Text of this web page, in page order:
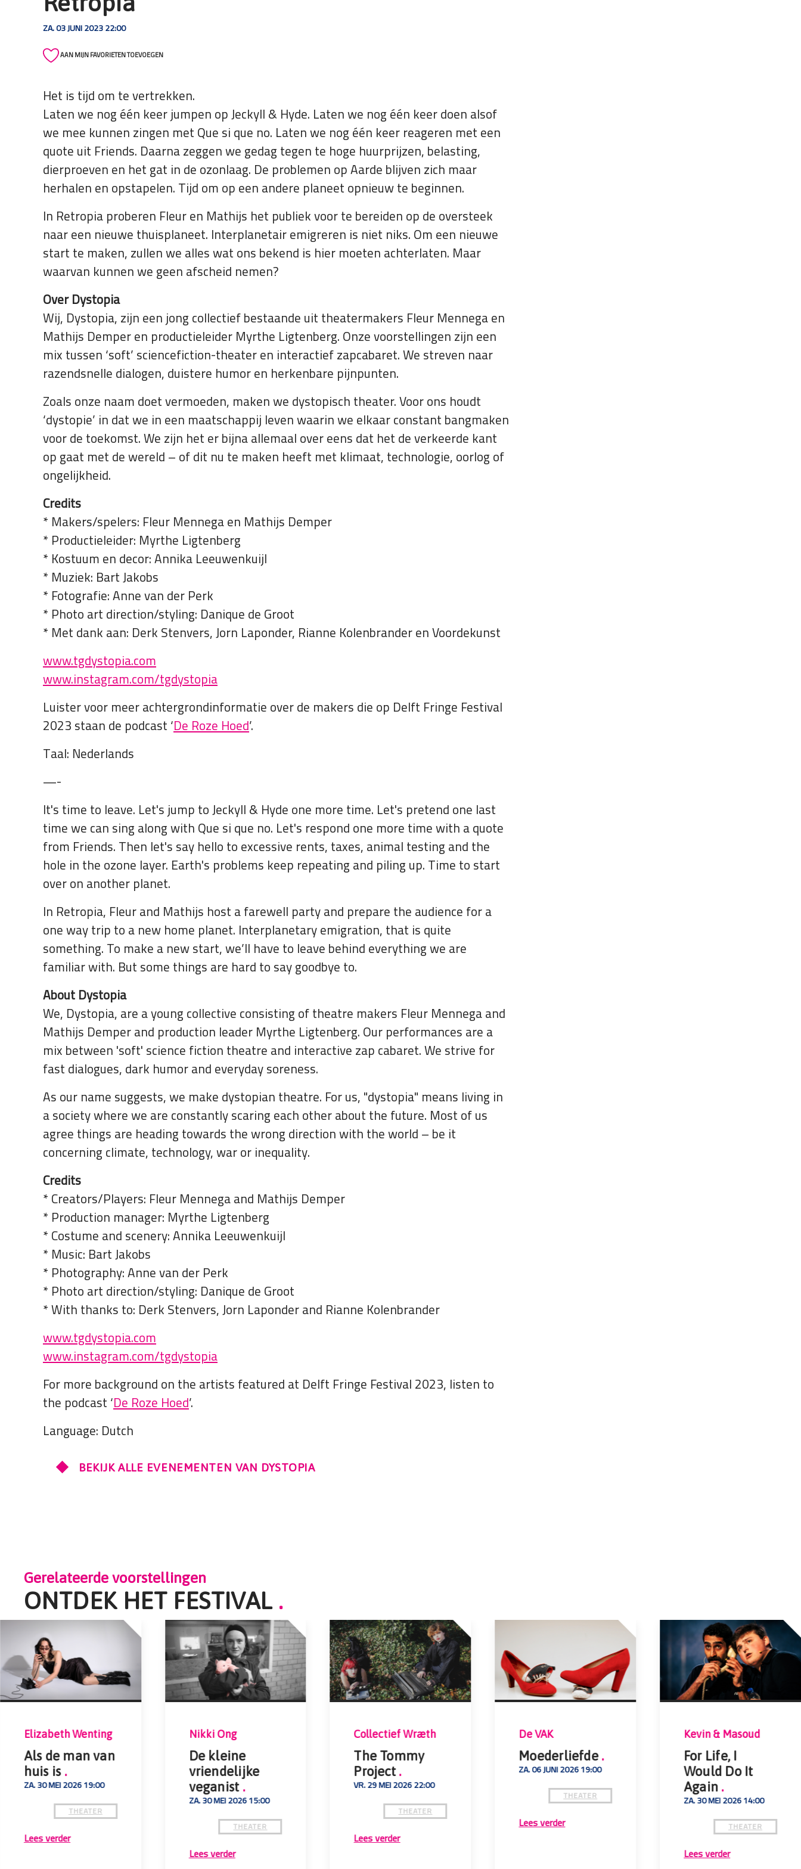
toegankelijkheidsmenu
ZA. 03 JUNI 2023 22:00
AAN MIJN FAVORIETEN TOEVOEGEN
Het is tijd om te vertrekken.
Laten we nog één keer jumpen op Jeckyll & Hyde. Laten we nog één keer doen alsof
we mee kunnen zingen met Que si que no. Laten we nog één keer reageren met een
quote uit Friends. Daarna zeggen we gedag tegen te hoge huurprijzen, belasting,
dierproeven en het gat in de ozonlaag. De problemen op Aarde blijven zich maar
herhalen en opstapelen. Tijd om op een andere planeet opnieuw te beginnen.
In Retropia proberen Fleur en Mathijs het publiek voor te bereiden op de oversteek
naar een nieuwe thuisplaneet. Interplanetair emigreren is niet niks. Om een nieuwe
start te maken, zullen we alles wat ons bekend is hier moeten achterlaten. Maar
waarvan kunnen we geen afscheid nemen?
Over Dystopia
Wij, Dystopia, zijn een jong collectief bestaande uit theatermakers Fleur Mennega en
Mathijs Demper en productieleider Myrthe Ligtenberg. Onze voorstellingen zijn een
mix tussen ‘soft’ sciencefiction-theater en interactief zapcabaret. We streven naar
razendsnelle dialogen, duistere humor en herkenbare pijnpunten.
Zoals onze naam doet vermoeden, maken we dystopisch theater. Voor ons houdt
‘dystopie’ in dat we in een maatschappij leven waarin we elkaar constant bangmaken
voor de toekomst. We zijn het er bijna allemaal over eens dat het de verkeerde kant
op gaat met de wereld – of dit nu te maken heeft met klimaat, technologie, oorlog of
ongelijkheid.
Credits
* Makers/spelers: Fleur Mennega en Mathijs Demper
* Productieleider: Myrthe Ligtenberg
* Kostuum en decor: Annika Leeuwenkuijl
* Muziek: Bart Jakobs
* Fotografie: Anne van der Perk
* Photo art direction/styling: Danique de Groot
* Met dank aan: Derk Stenvers, Jorn Laponder, Rianne Kolenbrander en Voordekunst
www.tgdystopia.com
www.instagram.com/tgdystopia
Luister voor meer achtergrondinformatie over de makers die op Delft Fringe Festival
2023 staan de podcast ‘De Roze Hoed’.
Taal: Nederlands
—-
It's time to leave. Let's jump to Jeckyll & Hyde one more time. Let's pretend one last
time we can sing along with Que si que no. Let's respond one more time with a quote
from Friends. Then let's say hello to excessive rents, taxes, animal testing and the
hole in the ozone layer. Earth's problems keep repeating and piling up. Time to start
over on another planet.
In Retropia, Fleur and Mathijs host a farewell party and prepare the audience for a
one way trip to a new home planet. Interplanetary emigration, that is quite
something. To make a new start, we’ll have to leave behind everything we are
familiar with. But some things are hard to say goodbye to.
About Dystopia
We, Dystopia, are a young collective consisting of theatre makers Fleur Mennega and
Mathijs Demper and production leader Myrthe Ligtenberg. Our performances are a
mix between 'soft' science fiction theatre and interactive zap cabaret. We strive for
fast dialogues, dark humor and everyday soreness.
As our name suggests, we make dystopian theatre. For us, "dystopia" means living in
a society where we are constantly scaring each other about the future. Most of us
agree things are heading towards the wrong direction with the world – be it
concerning climate, technology, war or inequality.
Credits
* Creators/Players: Fleur Mennega and Mathijs Demper
* Production manager: Myrthe Ligtenberg
* Costume and scenery: Annika Leeuwenkuijl
* Music: Bart Jakobs
* Photography: Anne van der Perk
* Photo art direction/styling: Danique de Groot
* With thanks to: Derk Stenvers, Jorn Laponder and Rianne Kolenbrander
www.tgdystopia.com
www.instagram.com/tgdystopia
For more background on the artists featured at Delft Fringe Festival 2023, listen to
the podcast ‘De Roze Hoed’.
Language: Dutch
BEKIJK ALLE EVENEMENTEN VAN DYSTOPIA
Gerelateerde voorstellingen
ONTDEK HET FESTIVAL .
Elizabeth Wenting
Als de man van
huis is .
ZA. 30 MEI 2026 19:00
THEATER
Lees verder
Nikki Ong
De kleine
vriendelijke
veganist .
ZA. 30 MEI 2026 15:00
THEATER
Lees verder
Collectief Wræth
The Tommy
Project.
VR. 29 MEI 2026 22:00
THEATER
Lees verder
De VAK
Moederliefde.
ZA. 06 JUNI 2026 19:00
THEATER
Lees verder
Kevin & Masoud
For Life, I
Would Do It
Again .
ZA. 30 MEI 2026 14:00
THEATER
Lees verder